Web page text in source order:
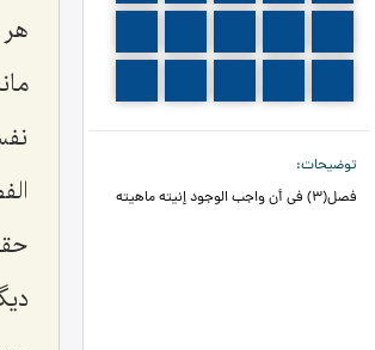
توضیحات
فصل(3) في أن واجب الوجود إنيته ماهيته